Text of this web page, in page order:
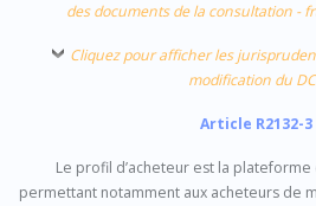
des documents de la consultation -
Cliquez pour afficher les
modification du
Article R2132-3
Le profil d’acheteur est la
permettant notamment aux acheteurs de